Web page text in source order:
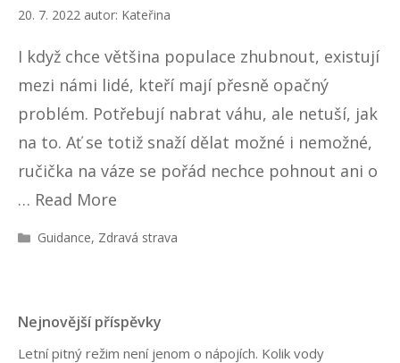
20. 7. 2022 autor: Kateřina
I když chce většina populace zhubnout, existují
mezi námi lidé, kteří mají přesně opačný
problém. Potřebují nabrat váhu, ale netuší, jak
na to. Ať se totiž snaží dělat možné i nemožné,
ručička na váze se pořád nechce pohnout ani o
… Read More
R
k
y
Guidance, Zdravá strava
Nejnovější příspěvky
Letní pitný režim není jenom o nápojích. Kolik vody